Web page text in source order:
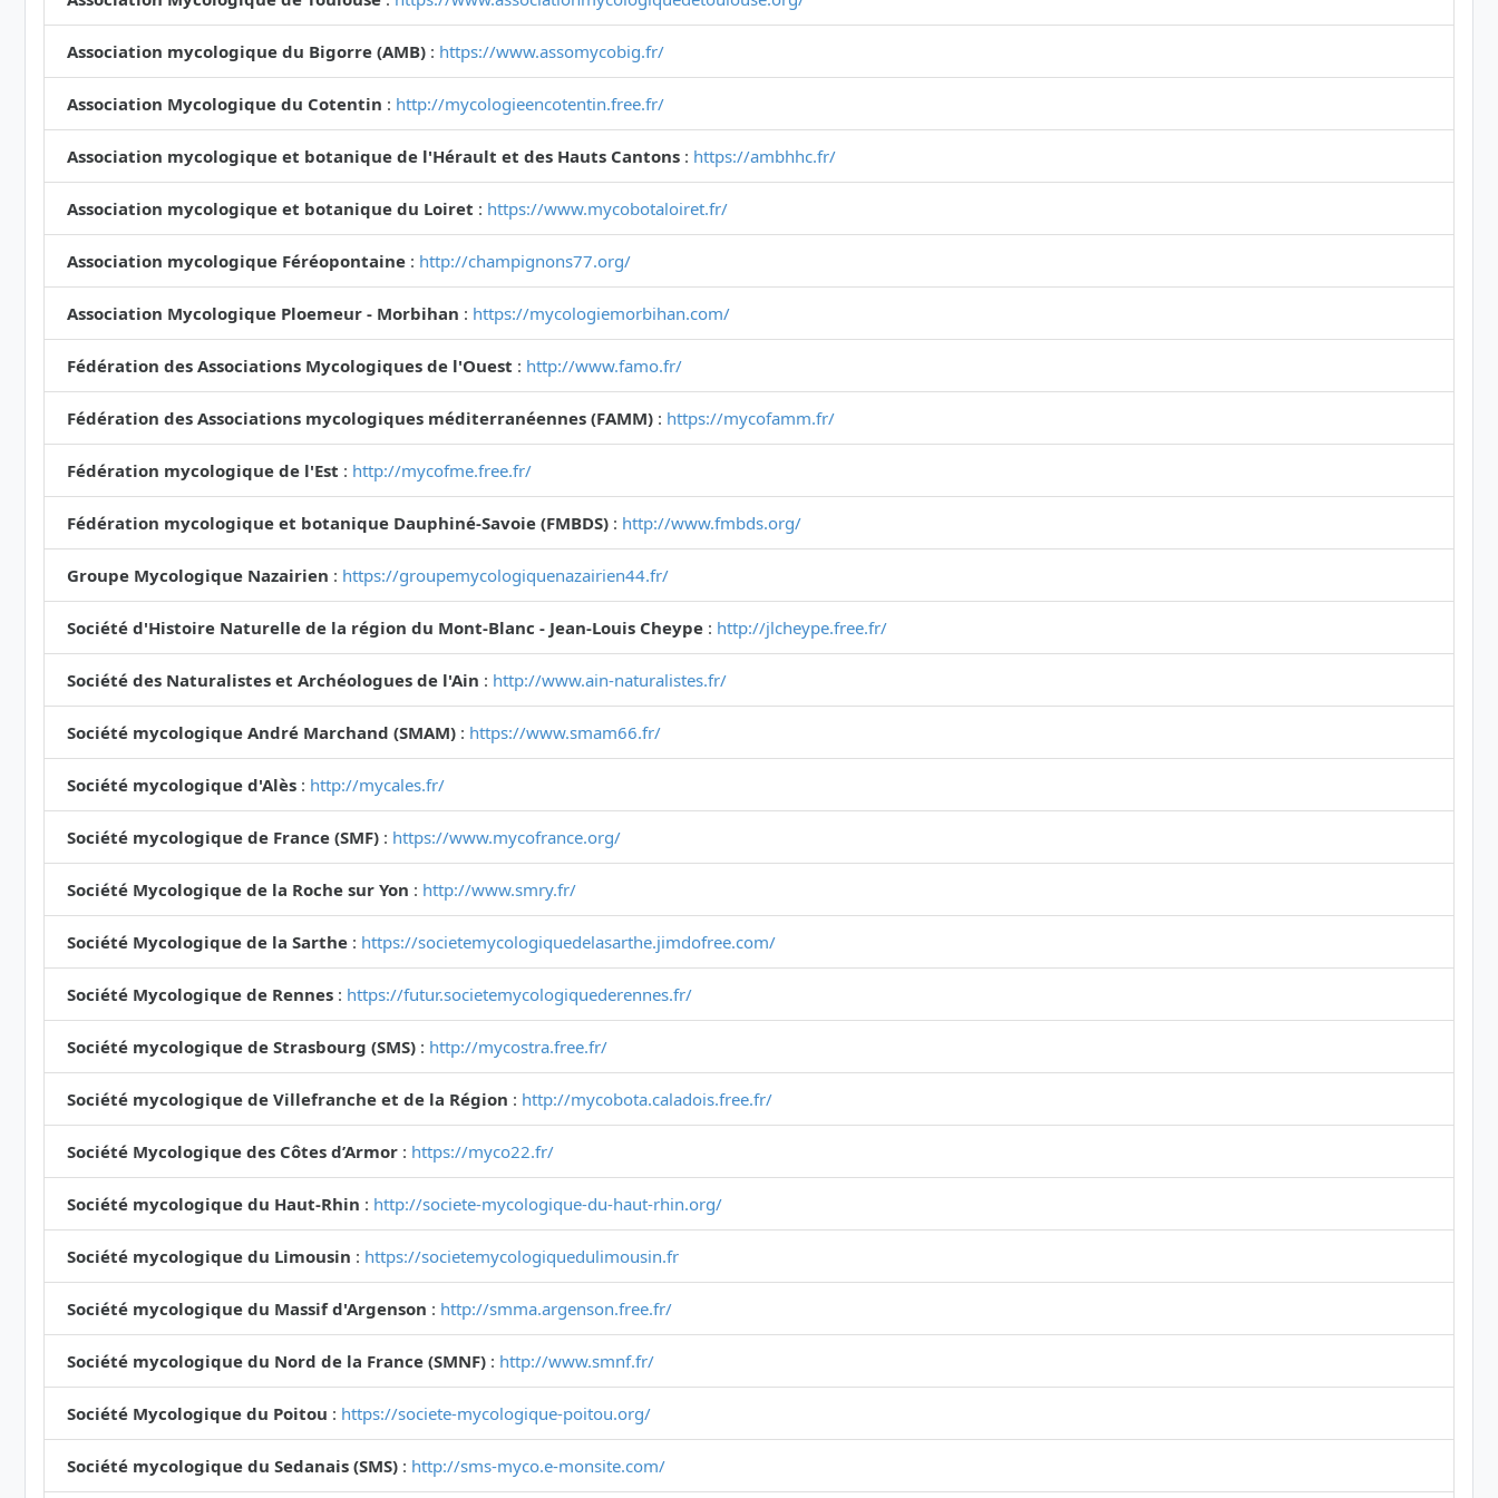
Association mycologique du Bigorre (AMB) : https://www.assomycobig.fr/
Association Mycologique du Cotentin : http://mycologieencotentin.free.fr/
Association mycologique et botanique de l'Hérault et des Hauts Cantons : https://ambhhc.fr/
Association mycologique et botanique du Loiret : https://www.mycobotaloiret.fr/
Association mycologique Féréopontaine : http://champignons77.org/
Association Mycologique Ploemeur - Morbihan : https://mycologiemorbihan.com/
Fédération des Associations Mycologiques de l'Ouest : http://www.famo.fr/
Fédération des Associations mycologiques méditerranéennes (FAMM) : https://mycofamm.fr/
Fédération mycologique de l'Est : http://mycofme.free.fr/
Fédération mycologique et botanique Dauphiné-Savoie (FMBDS) : http://www.fmbds.org/
Groupe Mycologique Nazairien : https://groupemycologiquenazairien44.fr/
Société d'Histoire Naturelle de la région du Mont-Blanc - Jean-Louis Cheype : http://jlcheype.free.fr/
Société des Naturalistes et Archéologues de l'Ain : http://www.ain-naturalistes.fr/
Société mycologique André Marchand (SMAM) : https://www.smam66.fr/
Société mycologique d'Alès : http://mycales.fr/
Société mycologique de France (SMF) : https://www.mycofrance.org/
Société Mycologique de la Roche sur Yon : http://www.smry.fr/
Société Mycologique de la Sarthe : https://societemycologiquedelasarthe.jimdofree.com/
Société Mycologique de Rennes : https://futur.societemycologiquederennes.fr/
Société mycologique de Strasbourg (SMS) : http://mycostra.free.fr/
Société mycologique de Villefranche et de la Région : http://mycobota.caladois.free.fr/
Société Mycologique des Côtes d’Armor : https://myco22.fr/
Société mycologique du Haut-Rhin : http://societe-mycologique-du-haut-rhin.org/
Société mycologique du Limousin : https://societemycologiquedulimousin.fr
Société mycologique du Massif d'Argenson : http://smma.argenson.free.fr/
Société mycologique du Nord de la France (SMNF) : http://www.smnf.fr/
Société Mycologique du Poitou : https://societe-mycologique-poitou.org/
Société mycologique du Sedanais (SMS) : http://sms-myco.e-monsite.com/